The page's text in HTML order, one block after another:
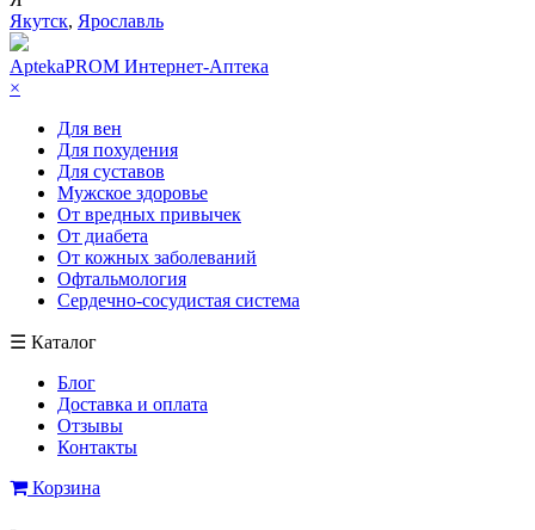
Якутск, Ярославль
AptekaPROM Интернет-Аптека
×
Для вен
Для похудения
Для суставов
Мужское здоровье
От вредных привычек
От диабета
От кожных заболеваний
Офтальмология
Сердечно-сосудистая система
☰ Каталог
Блог
Доставка и оплата
Отзывы
Контакты
Корзина